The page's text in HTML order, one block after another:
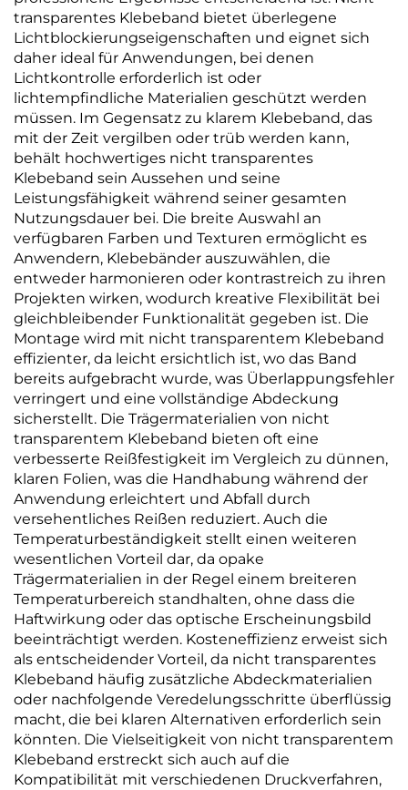
transparentes Klebeband bietet überlegene
Lichtblockierungseigenschaften und eignet sich
daher ideal für Anwendungen, bei denen
Lichtkontrolle erforderlich ist oder
lichtempfindliche Materialien geschützt werden
müssen. Im Gegensatz zu klarem Klebeband, das
mit der Zeit vergilben oder trüb werden kann,
behält hochwertiges nicht transparentes
Klebeband sein Aussehen und seine
Leistungsfähigkeit während seiner gesamten
Nutzungsdauer bei. Die breite Auswahl an
verfügbaren Farben und Texturen ermöglicht es
Anwendern, Klebebänder auszuwählen, die
entweder harmonieren oder kontrastreich zu ihren
Projekten wirken, wodurch kreative Flexibilität bei
gleichbleibender Funktionalität gegeben ist. Die
Montage wird mit nicht transparentem Klebeband
effizienter, da leicht ersichtlich ist, wo das Band
bereits aufgebracht wurde, was Überlappungsfehler
verringert und eine vollständige Abdeckung
sicherstellt. Die Trägermaterialien von nicht
transparentem Klebeband bieten oft eine
verbesserte Reißfestigkeit im Vergleich zu dünnen,
klaren Folien, was die Handhabung während der
Anwendung erleichtert und Abfall durch
versehentliches Reißen reduziert. Auch die
Temperaturbeständigkeit stellt einen weiteren
wesentlichen Vorteil dar, da opake
Trägermaterialien in der Regel einem breiteren
Temperaturbereich standhalten, ohne dass die
Haftwirkung oder das optische Erscheinungsbild
beeinträchtigt werden. Kosteneffizienz erweist sich
als entscheidender Vorteil, da nicht transparentes
Klebeband häufig zusätzliche Abdeckmaterialien
oder nachfolgende Veredelungsschritte überflüssig
macht, die bei klaren Alternativen erforderlich sein
könnten. Die Vielseitigkeit von nicht transparentem
Klebeband erstreckt sich auch auf die
Kompatibilität mit verschiedenen Druckverfahren,